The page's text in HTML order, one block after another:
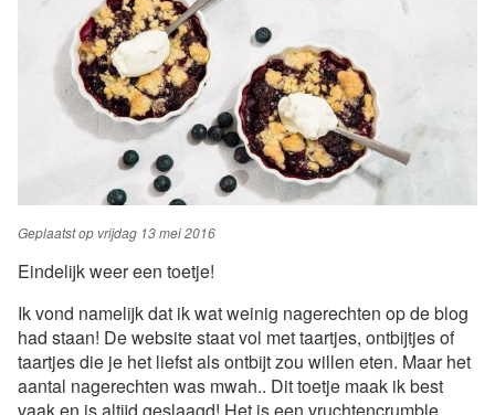
Geplaatst op vrijdag 13 mei 2016
Eindelijk weer een toetje!
Ik vond namelijk dat ik wat weinig nagerechten op de blog
had staan! De website staat vol met taartjes, ontbijtjes of
taartjes die je het liefst als ontbijt zou willen eten. Maar het
aantal nagerechten was mwah.. Dit toetje maak ik best